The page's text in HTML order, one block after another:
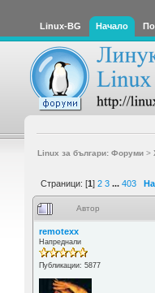
Linux-BG Начало
Linux за българи: Форуми>
Страници: [1] 2 3 ... 403
Автор
remotexx
Напреднали
Публикации: 5877